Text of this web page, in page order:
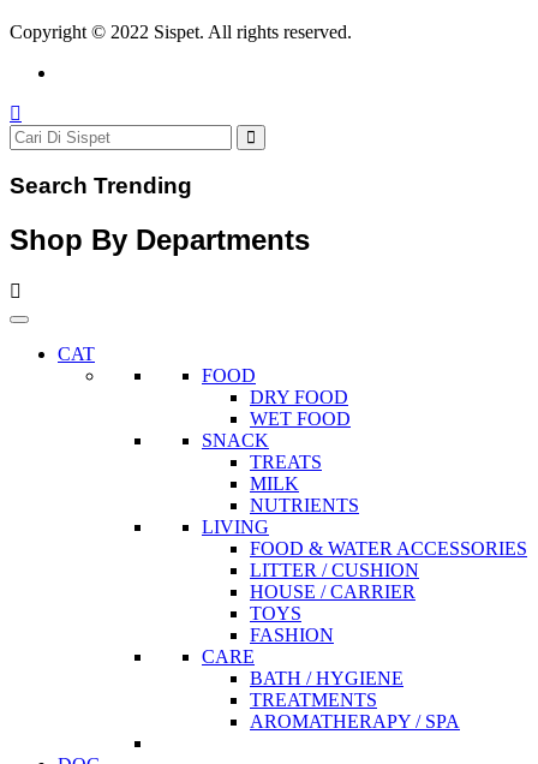
Copyright © 2022 Sispet. All rights reserved.
Search Trending
Shop By Departments
CAT
FOOD
DRY FOOD
WET FOOD
SNACK
TREATS
MILK
NUTRIENTS
LIVING
FOOD & WATER ACCESSORIES
LITTER / CUSHION
HOUSE / CARRIER
TOYS
FASHION
CARE
BATH / HYGIENE
TREATMENTS
AROMATHERAPY / SPA